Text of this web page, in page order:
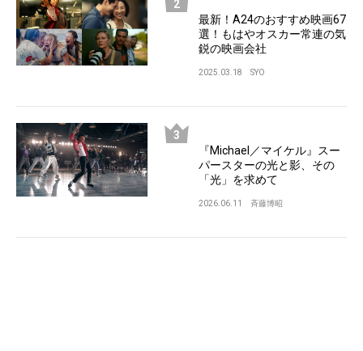
最新！A24のおすすめ映画67
選！もはやオスカー常連の気
鋭の映画会社
2025.03.18 SYO
『Michael／マイケル』スー
パースターの光と影、その
「光」を求めて
2026.06.11 斉藤博昭